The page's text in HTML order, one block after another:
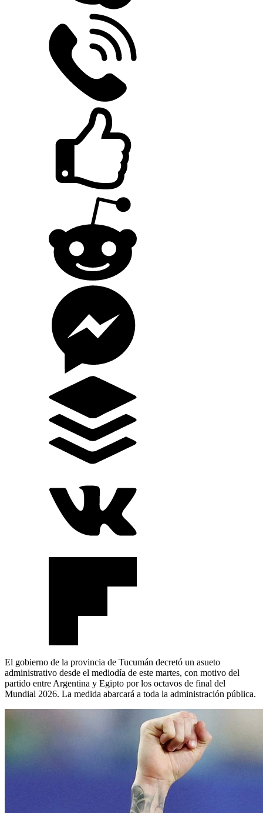
El gobierno de la provincia de Tucumán decretó un asueto
administrativo desde el mediodía de este martes, con motivo del
partido entre Argentina y Egipto por los octavos de final del
Mundial 2026. La medida abarcará a toda la administración pública.